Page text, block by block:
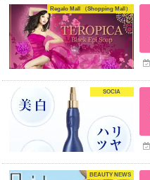
Regalo Mall （Shopping Mall）
SOCIA
BEAUTY NEWS